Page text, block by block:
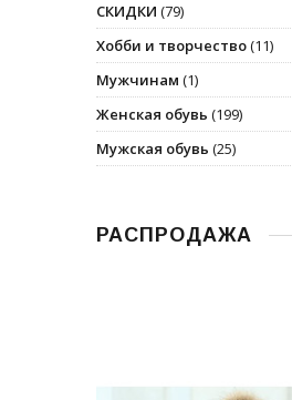
СКИДКИ (79)
Хобби и творчество(11)
Мужчинам (1)
Женская обувь (199)
Мужская обувь (25)
РАСПРОДАЖА